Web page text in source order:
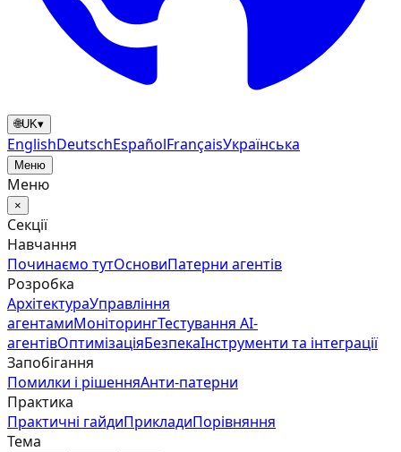
🌐UK▾
EnglishDeutschEspañolFrançaisУкраїнська
Меню
Меню
×
Секції
Навчання
Починаємо тутОсновиПатерни агентів
Розробка
АрхітектураУправління
агентамиМоніторингТестування AI-
агентівОптимізаціяБезпекаІнструменти та інтеграції
Запобігання
Помилки і рішенняАнти‑патерни
Практика
Практичні гайдиПрикладиПорівняння
Тема